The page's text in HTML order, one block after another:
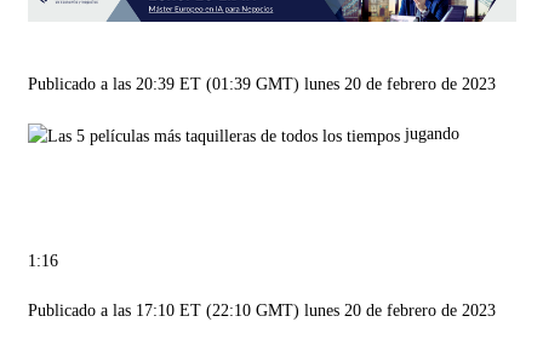
Publicado a las 20:39 ET (01:39 GMT) lunes 20 de febrero de 2023
jugando
1:16
Publicado a las 17:10 ET (22:10 GMT) lunes 20 de febrero de 2023